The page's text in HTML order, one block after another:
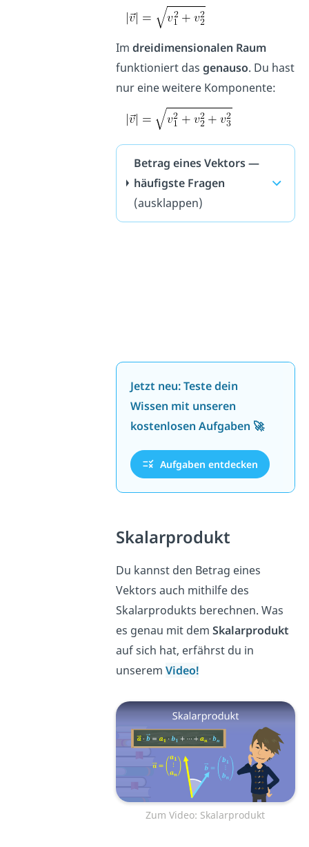
Im dreidimensionalen Raum
funktioniert das genauso. Du hast
nur eine weitere Komponente:
Betrag eines Vektors —
häufigste Fragen
(ausklappen)
Jetzt neu: Teste dein
Wissen mit unseren
kostenlosen Aufgaben 🚀
Aufgaben entdecken
Skalarprodukt
Du kannst den Betrag eines
Vektors auch mithilfe des
Skalarprodukts berechnen. Was
es genau mit dem Skalarprodukt
auf sich hat, erfährst du in
unserem Video!
Zum Video: Skalarprodukt